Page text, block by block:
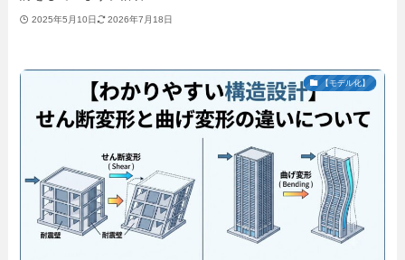
2025年5月10日 2026年7月18日
【モデル化】